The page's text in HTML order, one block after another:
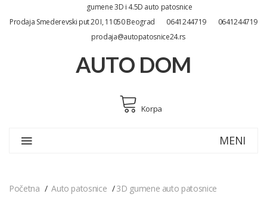
gumene 3D i 4.5D auto patosnice
Prodaja Smederevski put 20 I, 11050 Beograd
0641244719
0641244719
prodaja@autopatosnice24.rs
AUTO DOM
Korpa
MENI
Početna Auto patosnice 3D gumene auto patosnice